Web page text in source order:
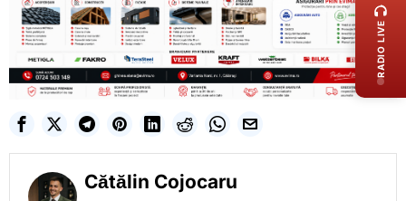
Cătălin Cojocaru
RADIO LIVE